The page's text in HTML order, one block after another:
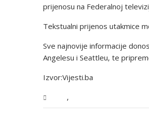
prijenosu na Federalnoj
Tekstualni prijenos utakmice
Sve najnovije informacije
Angelesu i Seattleu, te
Izvor:Vijesti.ba
,